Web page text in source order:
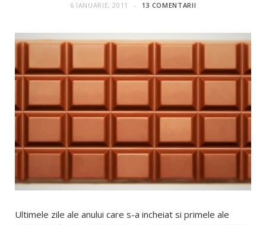
6 IANUARIE, 2011 13 COMENTARII
Ultimele zile ale anului care s-a incheiat si primele ale